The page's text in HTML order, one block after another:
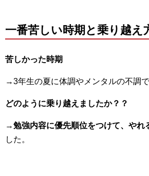
一番苦しい時期と乗り越え
苦しかった時期
→3年生の夏に体調やメンタルの不調で
どのように乗り越えましたか？？
→勉強内容に優先順位をつけて、やれ
した。